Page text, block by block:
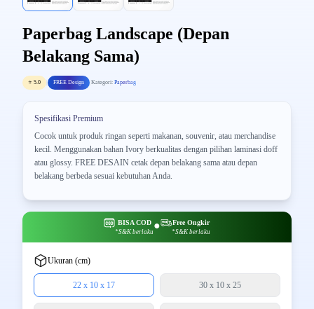
Paperbag Landscape (Depan
Belakang Sama)
⭐ 5.0 FREE Design Kategori: Paperbag
Spesifikasi Premium
Cocok untuk produk ringan seperti makanan, souvenir, atau merchandise
kecil. Menggunakan bahan Ivory berkualitas dengan pilihan laminasi doff
atau glossy. FREE DESAIN cetak depan belakang sama atau depan
belakang berbeda sesuai kebutuhan Anda.
BISA COD
*S&K berlaku
● Free Ongkir
*S&K berlaku
Ukuran (cm)
22 x 10 x 17 30 x 10 x 25